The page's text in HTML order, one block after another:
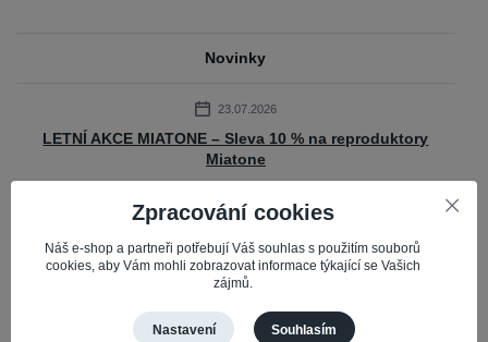
Novinky
23.07.2026
LETNÍ AKCE MIATONE – Sleva 10 % na reproduktory
Miatone
reproduktory Miatone. Do 31. 7. 2026 získáte slevu 10 % na vybrané
Zpracování cookies
Náš e-shop a partneři potřebují Váš souhlas s použitím souborů
cookies, aby Vám mohli zobrazovat informace týkající se Vašich
zájmů.
Nastavení Souhlasím